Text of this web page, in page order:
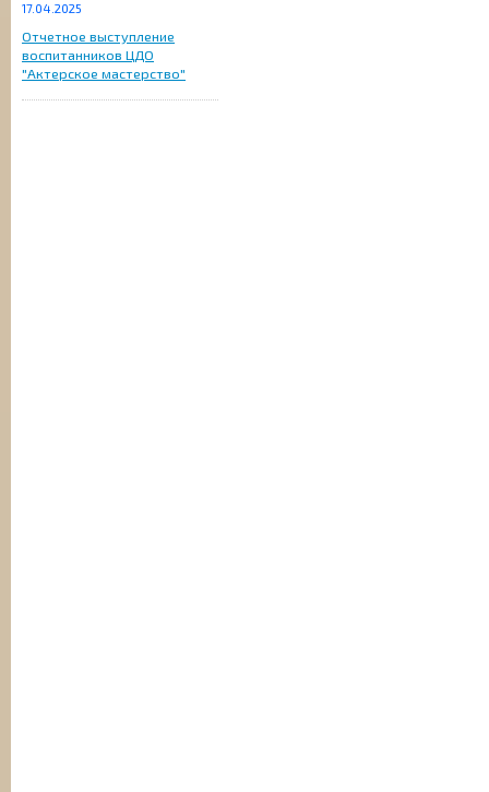
17.04.2025
Отчетное выступление
воспитанников ЦДО
"Актерское мастерство"